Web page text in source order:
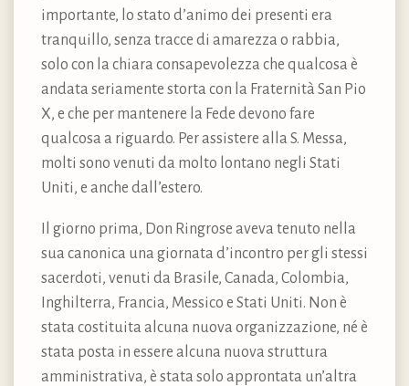
importante, lo stato d’animo dei presenti era
tranquillo, senza tracce di amarezza o rabbia,
solo con la chiara consapevolezza che qualcosa è
andata seriamente storta con la Fraternità San Pio
X, e che per mantenere la Fede devono fare
qualcosa a riguardo. Per assistere alla S. Messa,
molti sono venuti da molto lontano negli Stati
Uniti, e anche dall’estero.
Il giorno prima, Don Ringrose aveva tenuto nella
sua canonica una giornata d’incontro per gli stessi
sacerdoti, venuti da Brasile, Canada, Colombia,
Inghilterra, Francia, Messico e Stati Uniti. Non è
stata costituita alcuna nuova organizzazione, né è
stata posta in essere alcuna nuova struttura
amministrativa, è stata solo approntata un’altra